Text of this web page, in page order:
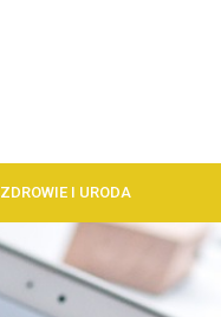
ZDROWIE I URODA